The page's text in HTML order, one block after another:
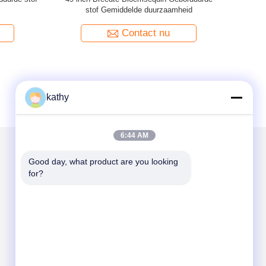
trouwjurkfabrikanten Minimalistische kantstof
Contact nu
Mail ons
kathy
6:44 AM
Good day, what product are you looking
for?